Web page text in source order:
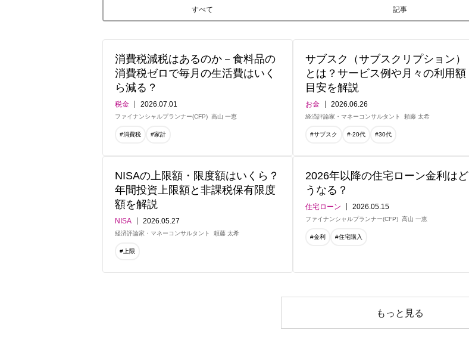
すべて 記事
消費税減税はあるのか－食料品の
消費税ゼロで毎月の生活費はいく
ら減る？
税金 2026.07.01
ファイナンシャルプランナー(CFP) 高山 一恵
#消費税 #家計
サブスク（サブスクリプション）
とは？サービス例や月々の利用額
目安を解説
お金 2026.06.26
経済評論家・マネーコンサルタント 頼藤 太希
#サブスク #-20代 #30代
NISAの上限額・限度額はいくら？
年間投資上限額と非課税保有限度
額を解説
NISA 2026.05.27
経済評論家・マネーコンサルタント 頼藤 太希
#上限
2026年以降の住宅ローン金利はど
うなる？
住宅ローン 2026.05.15
ファイナンシャルプランナー(CFP) 高山 一恵
#金利 #住宅購入
もっと見る